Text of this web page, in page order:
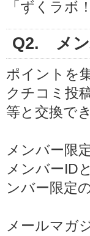
「ずくラボ
Q2. メン
ポイントを
クチコミ投
等と交換で
メンバー限
メンバーID
ンバー限定
メールマガ